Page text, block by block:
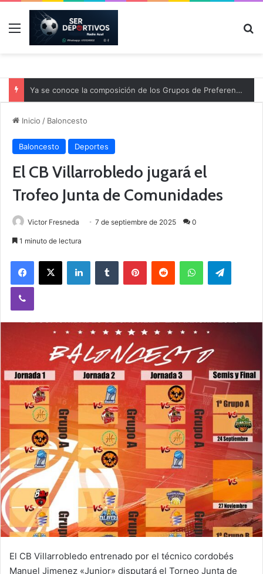
Menú
Ya se conoce la composición de los Grupos de Preferente y el calendario
Inicio / Baloncesto
Baloncesto Deportes
El CB Villarrobledo jugará el
Trofeo Junta de Comunidades
Victor Fresneda 7 de septiembre de 2025 0
1 minuto de lectura
El CB Villarrobledo entrenado por el técnico cordobés
Manuel Jimenez «Junior» disputará el Torneo Junta de